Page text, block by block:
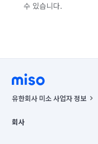
수 있습니다.
유한회사 미소 사업자 정보
00019 |
회사